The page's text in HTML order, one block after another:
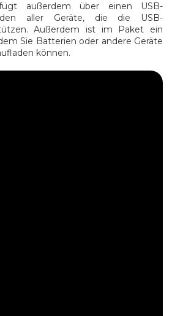
außerdem über einen USB-
aller Geräte, die die USB-
Außerdem ist im Paket ein
Sie Batterien oder andere Geräte
können.